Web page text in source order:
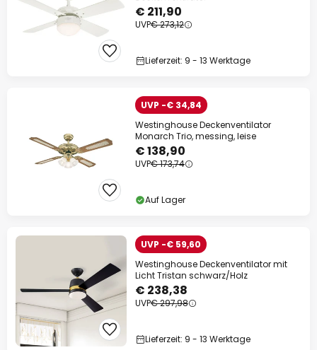
€ 211,90
UVP€ 273,12
Lieferzeit: 9 - 13 Werktage
UVP -€ 34,84
Westinghouse Deckenventilator
Monarch Trio, messing, leise
€ 138,90
UVP€ 173,74
Auf Lager
UVP -€ 59,60
Westinghouse Deckenventilator mit
Licht Tristan schwarz/Holz
€ 238,38
UVP€ 297,98
Lieferzeit: 9 - 13 Werktage